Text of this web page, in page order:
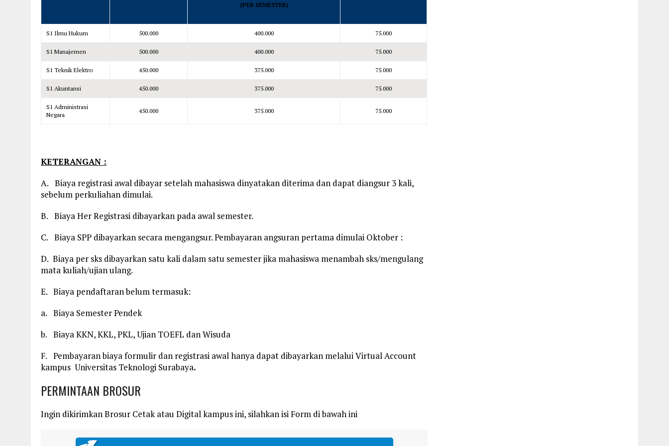
(PER SEMESTER)
S1 Ilmu Hukum 500.000 400.000 75.000
S1 Manajemen 500.000 400.000 75.000
S1 Teknik Elektro 450.000 375.000 75.000
S1 Akuntansi 450.000 375.000 75.000
S1 Administrasi
Negara
450.000 375.000 75.000
KETERANGAN :
A. Biaya registrasi awal dibayar setelah mahasiswa dinyatakan diterima dan dapat diangsur 3 kali,
sebelum perkuliahan dimulai.
B. Biaya Her Registrasi dibayarkan pada awal semester.
C. Biaya SPP dibayarkan secara mengangsur. Pembayaran angsuran pertama dimulai Oktober :
D. Biaya per sks dibayarkan satu kali dalam satu semester jika mahasiswa menambah sks/mengulang
mata kuliah/ujian ulang.
E. Biaya pendaftaran belum termasuk:
a. Biaya Semester Pendek
b. Biaya KKN, KKL, PKL, Ujian TOEFL dan Wisuda
F. Pembayaran biaya formulir dan registrasi awal hanya dapat dibayarkan melalui Virtual Account
kampus Universitas Teknologi Surabaya.
PERMINTAAN BROSUR
Ingin dikirimkan Brosur Cetak atau Digital kampus ini, silahkan isi Form di bawah ini